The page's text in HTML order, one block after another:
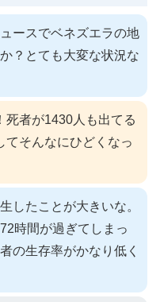
ースでベネズエラの地
？とても大変な状況な
死者が1430人も出てる
てそんなにひどくなっ
したことが大きいな。
時間が過ぎてしまっ
の生存率がかなり低く